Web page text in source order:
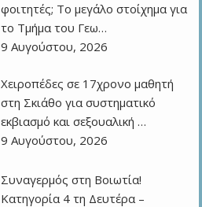
φοιτητές; Το μεγάλο στοίχημα για
το Τμήμα του Γεω…
9 Αυγούστου, 2026
Χειροπέδες σε 17χρονο μαθητή
στη Σκιάθο για συστηματικό
εκβιασμό και σεξουαλική …
9 Αυγούστου, 2026
Συναγερμός στη Βοιωτία!
Κατηγορία 4 τη Δευτέρα –